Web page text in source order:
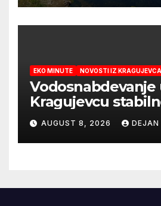
EKO MINUTE NOVOSTI IZ KRAGUJEVCA
Vodosnabdevanje
Kragujevcu
vode za godinu
AUGUST 8, 2026 DEJAN